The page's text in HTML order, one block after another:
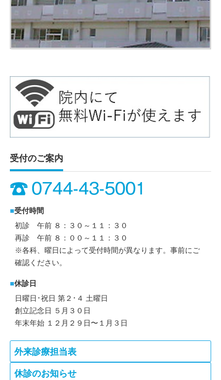
受付のご案内
■受付時間
初診 午前 ８：３０～１１：３０
再診 午前 ８：００～１１：３０
※各科、曜日によって受付時間が異なります。事前にご
確認ください。
■休診日
日曜日･祝日 第２･４ 土曜日
創立記念日 ５月３０日
年末年始 １２月２９日〜１月３日
外来診療担当表
休診のお知らせ